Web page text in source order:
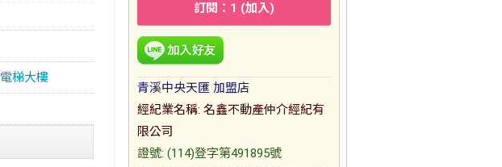
電梯大樓
訂閱：1 (加入)
青溪中央天匯 加盟店
經紀業名稱: 名鑫不動產仲介經紀有
限公司
證號: (114)登字第491895號